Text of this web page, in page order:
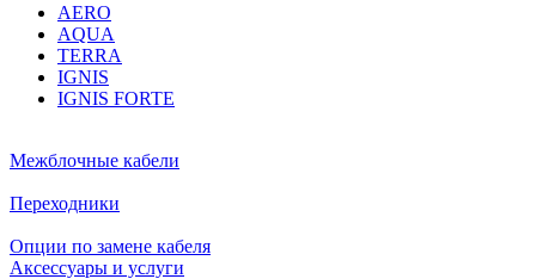
AERO
AQUA
TERRA
IGNIS
IGNIS FORTE
Межблочные кабели
Переходники
Опции по замене кабеля
Аксессуары и услуги